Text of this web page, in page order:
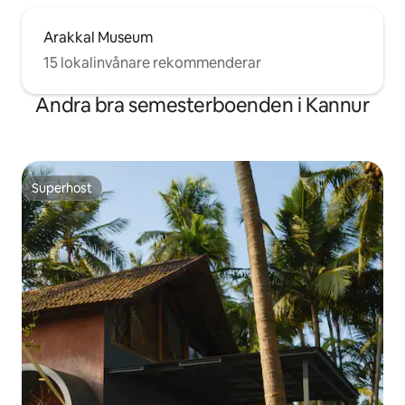
Arakkal Museum
15 lokalinvånare rekommenderar
Andra bra semesterboenden i Kannur
Superhost
Superhost